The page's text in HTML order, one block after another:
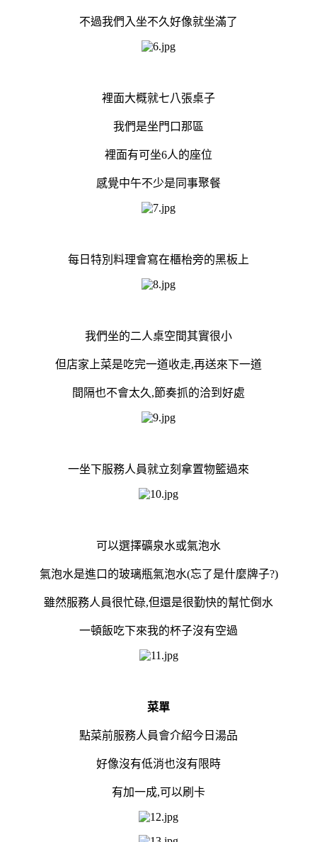
不過我們入坐不久好像就坐滿了
裡面大概就七八張桌子
我們是坐門口那區
裡面有可坐6人的座位
感覺中午不少是同事聚餐
每日特別料理會寫在櫃枱旁的黑板上
我們坐的二人桌空間其實很小
但店家上菜是吃完一道收走,再送來下一道
間隔也不會太久,節奏抓的洽到好處
一坐下服務人員就立刻拿置物籃過來
可以選擇礦泉水或氣泡水
氣泡水是進口的玻璃瓶氣泡水(忘了是什麼牌子?)
雖然服務人員很忙碌,但還是很勤快的幫忙倒水
一頓飯吃下來我的杯子沒有空過
菜單
點菜前服務人員會介紹今日湯品
好像沒有低消也沒有限時
有加一成,可以刷卡